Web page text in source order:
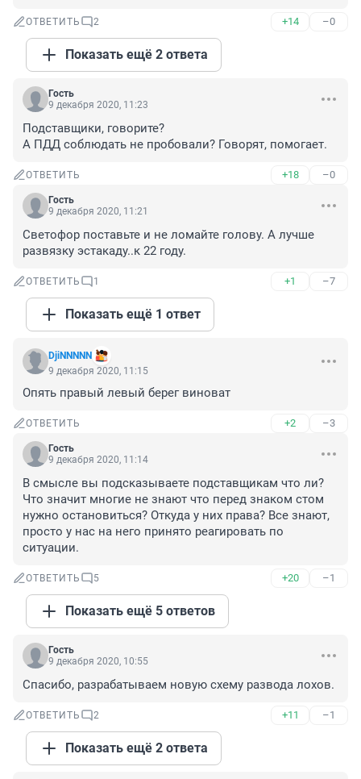
ОТВЕТИТЬ 2 +14 –0
Показать ещё 2 ответа
Гость
9 декабря 2020, 11:23
Подставщики, говорите?
А ПДД соблюдать не пробовали? Говорят, помогает.
ОТВЕТИТЬ +18 –0
Гость
9 декабря 2020, 11:21
Светофор поставьте и не ломайте голову. А лучше
развязку эстакаду..к 22 году.
ОТВЕТИТЬ 1 +1 –7
Показать ещё 1 ответ
DjiNNNNN
9 декабря 2020, 11:15
Опять правый левый берег виноват
ОТВЕТИТЬ +2 –3
Гость
9 декабря 2020, 11:14
В смысле вы подсказываете подставщикам что ли?
Что значит многие не знают что перед знаком стом
нужно остановиться? Откуда у них права? Все знают,
просто у нас на него принято реагировать по
ситуации.
ОТВЕТИТЬ 5 +20 –1
Показать ещё 5 ответов
Гость
9 декабря 2020, 10:55
Спасибо, разрабатываем новую схему развода лохов.
ОТВЕТИТЬ 2 +11 –1
Показать ещё 2 ответа